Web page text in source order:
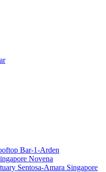
Bar-1-Arden
Novena
Sentosa-Amara Singapore